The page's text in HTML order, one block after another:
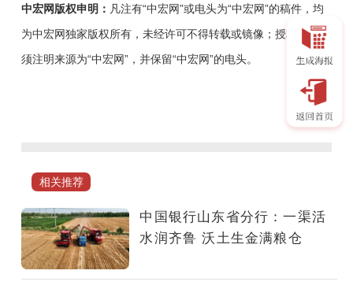
中宏网版权申明： 凡注有“中宏网”或电头为“中宏网”的稿件，均
为中宏网独家版权所有，未经许可不得转载或镜像；授权转载必
须注明来源为“中宏网”，并保留“中宏网”的电头。
粮
购，
巩
固
粮
相关推荐
中国银行山东省分行：一渠活
水润齐鲁 沃土生金满粮仓